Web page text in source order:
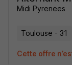
Midi Pyrenees
Toulouse - 31
Cette offre